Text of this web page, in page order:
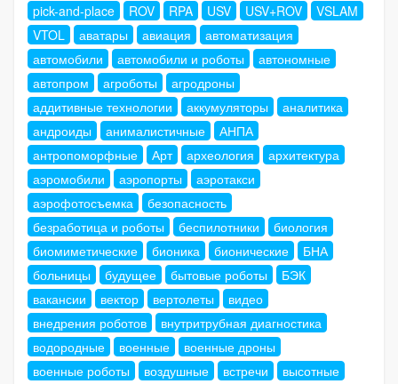
pick-and-place
ROV RPA USV USV+ROV
VSLAM
VTOL
аватары авиация
автоматизация
автомобили
автомобили и роботы
автономные
автопром
агроботы
агродроны
аддитивные технологии
аккумуляторы
аналитика
андроиды
анималистичные
АНПА
антропоморфные
Арт археология
архитектура
аэромобили
аэропорты
аэротакси
аэрофотосъемка
безопасность
безработица и роботы
беспилотники
биология
биомиметические
бионика бионические
БНА
больницы
будущее бытовые роботы
БЭК
вакансии
вектор вертолеты
видео
внедрения роботов
внутритрубная диагностика
водородные
военные
военные дроны
военные роботы
воздушные встречи
высотные